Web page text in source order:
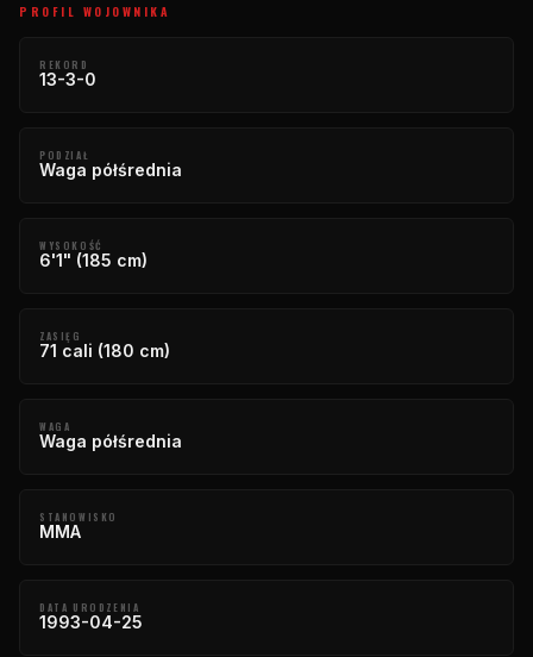
PROFIL WOJOWNIKA
REKORD
13-3-0
PODZIAŁ
Waga półśrednia
WYSOKOŚĆ
6'1" (185 cm)
ZASIĘG
71 cali (180 cm)
WAGA
Waga półśrednia
STANOWISKO
MMA
DATA URODZENIA
1993-04-25